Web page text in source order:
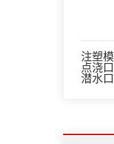
注塑
点浇
潜水